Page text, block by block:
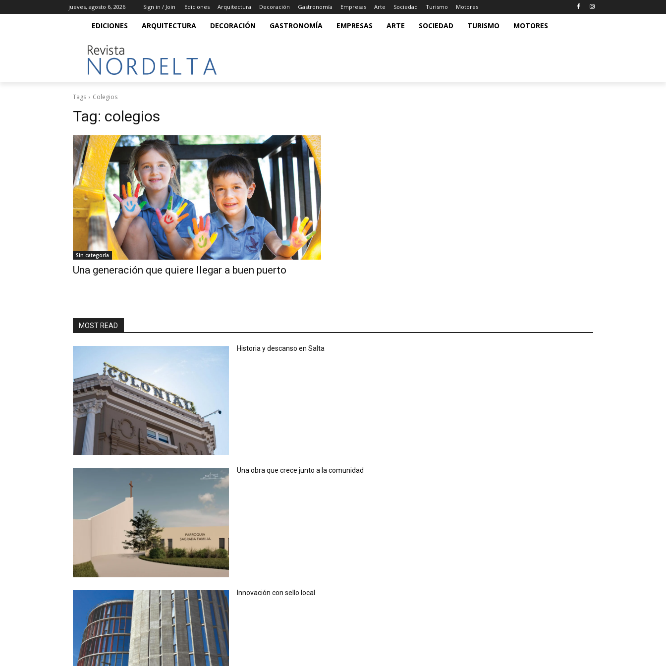
jueves, agosto 6, 2026 Sign in / Join Ediciones Arquitectura Decoración Gastronomía Empresas Arte Sociedad Turismo Motores
EDICIONES ARQUITECTURA DECORACIÓN GASTRONOMÍA EMPRESAS ARTE SOCIEDAD TURISMO MOTORES
Tags Colegios
Tag: colegios
Sin categoría
Una generación que quiere llegar a buen puerto
MOST READ
Historia y descanso en Salta
Una obra que crece junto a la comunidad
Innovación con sello local